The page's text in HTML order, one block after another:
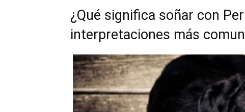
¿Qué significa soñar con
interpretaciones más